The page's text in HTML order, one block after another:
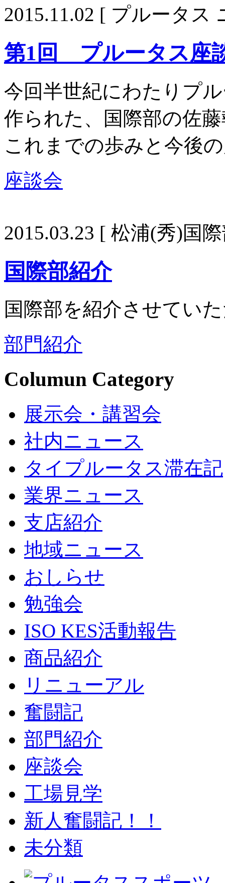
2015.11.02 [ プルータス
第1回 プルータス座
今回半世紀にわたりプ
作られた、国際部の佐
これまでの歩みと今後
座談会
2015.03.23 [ 松浦(秀)国
国際部紹介
国際部を紹介させてい
部門紹介
Columun Category
展示会・講習会
社内ニュース
タイプルータス滞在記
業界ニュース
支店紹介
地域ニュース
おしらせ
勉強会
ISO KES活動報告
商品紹介
リニューアル
奮闘記
部門紹介
座談会
工場見学
新人奮闘記！！
未分類